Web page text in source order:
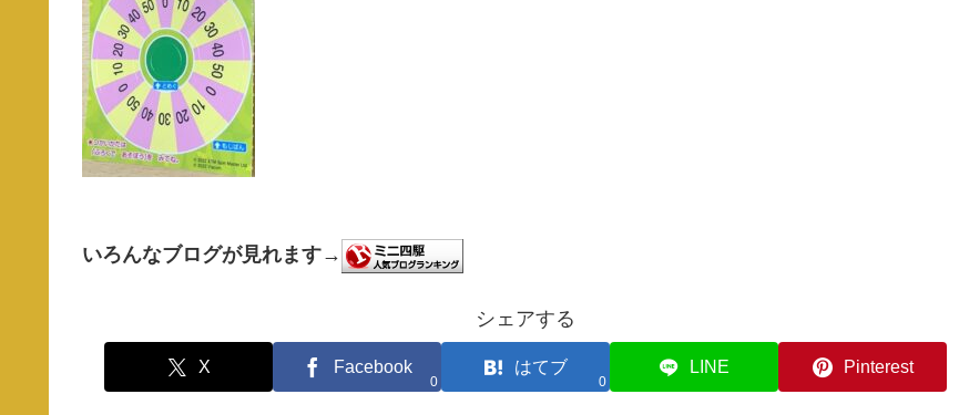
いろんなブログが見れます→
シェアする
X Facebook
0
はてブ
0
LINE Pinterest